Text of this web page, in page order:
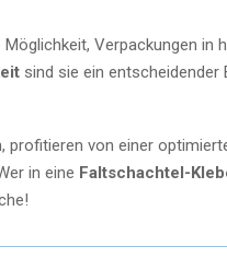
Verpackungen in
sind sie ein entscheidender
profitieren von einer
in eine Faltschachtel-